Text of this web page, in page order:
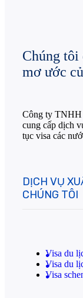
Chúng tôi
mơ ước
Công ty TNHH
cung cấp dịch
tục visa các
DỊCH VỤ
CHÚNG TÔI
Visa du
Visa du
Visa